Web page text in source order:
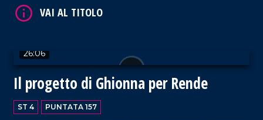
alla guida della città con l'ambizione di riannodare
26:06
Il progetto di Ghionna per Rende
ST 4 PUNTATA 157
VAI AL TITOLO